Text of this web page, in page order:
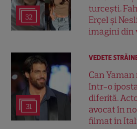
32
turcești.
Erçel și
imagini din
31
VEDETE
Can
într-o
diferită.
avocat în
filmat în